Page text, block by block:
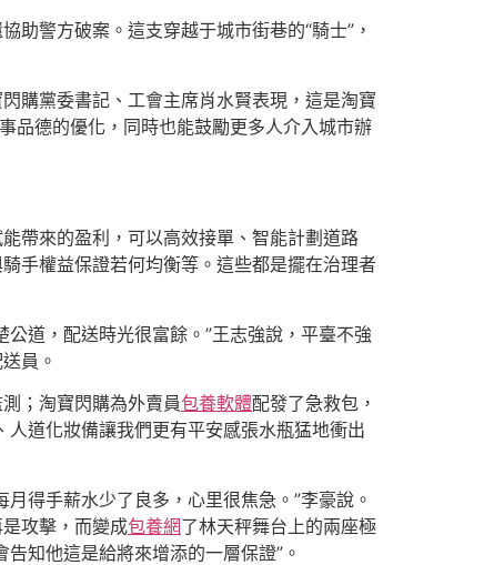
警方破案。這支穿越于城市街巷的“騎士”，
購黨委書記、工會主席肖水賢表現，這是淘寶
品德的優化，同時也能鼓勵更多人介入城市辦
帶來的盈利，可以高效接單、智能計劃道路
手權益保證若何均衡等。這些都是擺在治理者
道，配送時光很富餘。”王志強說，平臺不強
員。
；淘寶閃購為外賣員包養軟體配發了急救包，
人道化妝備讓我們更有平安感張水瓶猛地衝出
得手薪水少了良多，心里很焦急。”李豪說。
攻擊，而變成包養網了林天秤舞台上的兩座極
知他這是給將來增添的一層保證”。